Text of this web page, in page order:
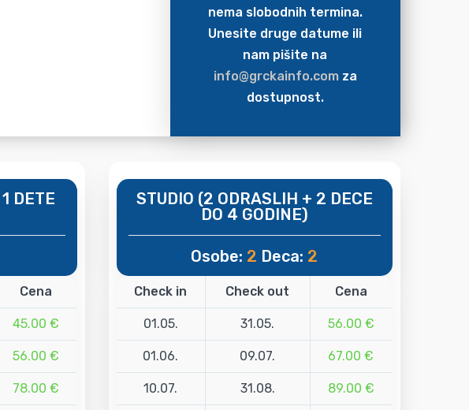
nema slobodnih termina.
Unesite druge datume ili
nam pišite na
info@grckainfo.comza
dostupnost.
DETE
Cena
45.00 €
56.00 €
78.00 €
STUDIO (2 ODRASLIH + 2 DECE
DO 4 GODINE)
Osobe: 2 Deca: 2
Check in Check out Cena
01.05. 31.05. 56.00 €
01.06. 09.07. 67.00 €
10.07. 31.08. 89.00 €